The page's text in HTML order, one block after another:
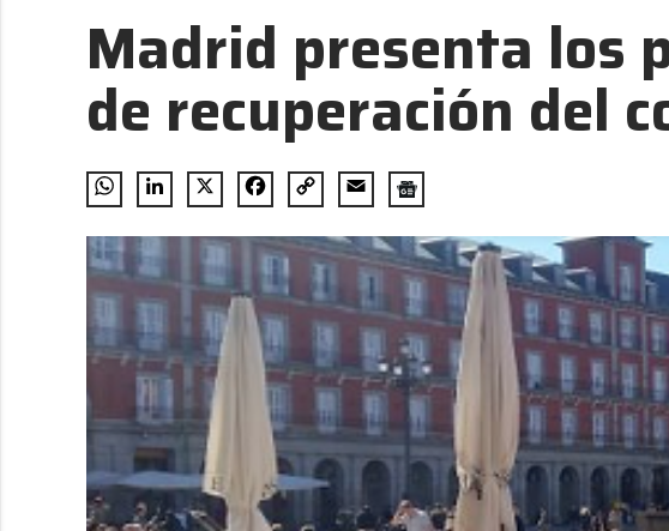
Madrid presenta los
de recuperación del
WhatsAppLinkedIn
X FacebookCopy
Email